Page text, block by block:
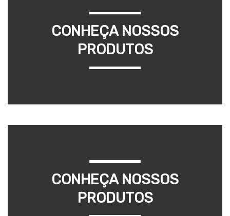
CONHEÇA NOSSOS
PRODUTOS
CONHEÇA NOSSOS
PRODUTOS